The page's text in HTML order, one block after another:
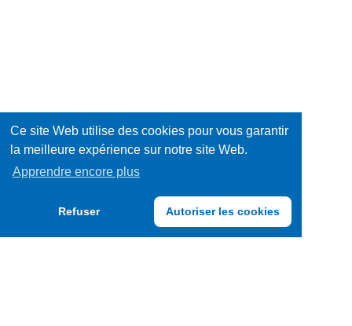
Ce site Web utilise des cookies pour vous garantir
la meilleure expérience sur notre site Web.
Apprendre encore plus
Refuser Autoriser les cookies